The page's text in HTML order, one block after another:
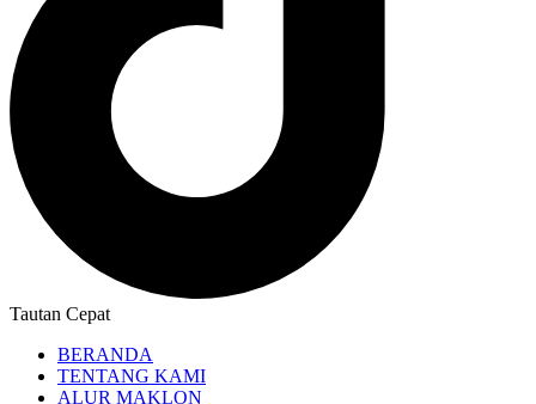
Tautan Cepat
BERANDA
TENTANG KAMI
ALUR MAKLON